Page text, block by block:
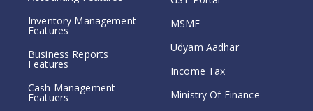
Inventory Management
Features
Business Reports
Features
Cash Management
Featuers
MSME
Udyam Aadhar
Income Tax
Ministry Of Finance